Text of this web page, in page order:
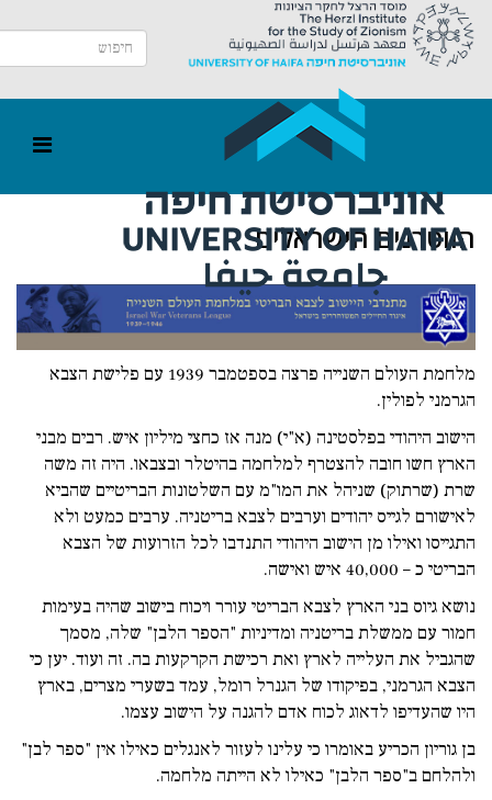
הווטרנים הישראלים
מלחמת העולם השנייה פרצה בספטמבר 1939 עם פלישת הצבא
הגרמני לפולין.
הישוב היהודי בפלסטינה (א"י) מנה אז כחצי מיליון איש. רבים מבני
הארץ חשו חובה להצטרף למלחמה בהיטלר ובצבאו. היה זה משה
שרת (שרתוק) שניהל את המו"מ עם השלטונות הבריטיים שהביא
לאישורם לגייס יהודים וערבים לצבא בריטניה. ערבים כמעט ולא
התגייסו ואילו מן הישוב היהודי התנדבו לכל הזרועות של הצבא
הבריטי כ – 40,000 איש ואישה.
נושא גיוס בני הארץ לצבא הבריטי עורר ויכוח בישוב שהיה בעימות
חמור עם ממשלת בריטניה ומדיניות "הספר הלבן" שלה, מסמך
שהגביל את העלייה לארץ ואת רכישת הקרקעות בה. זה ועוד. יען כי
הצבא הגרמני, בפיקודו של הגנרל רומל, עמד בשערי מצרים, בארץ
היו שהעדיפו לדאוג לכוח אדם להגנה על הישוב עצמו.
בן גוריון הכריע באומרו כי עלינו לעזור לאנגלים כאילו אין "ספר לבן"
ולהלחם ב"ספר הלבן" כאילו לא הייתה מלחמה.